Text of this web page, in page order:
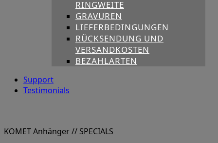
RINGWEITE
GRAVUREN
LIEFERBEDINGUNGEN
RÜCKSENDUNG UND
VERSANDKOSTEN
BEZAHLARTEN
Support
Testimonials
KOMET Anhänger// SPECIALS